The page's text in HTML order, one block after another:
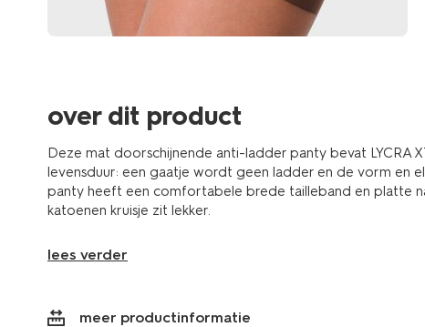
over dit product
Deze mat doorschijnende anti-ladder panty bevat LYCRA
levensduur: een gaatje wordt geen ladder en de vorm en
panty heeft een comfortabele brede tailleband en platte
katoenen kruisje zit lekker.
lees verder
meer productinformatie